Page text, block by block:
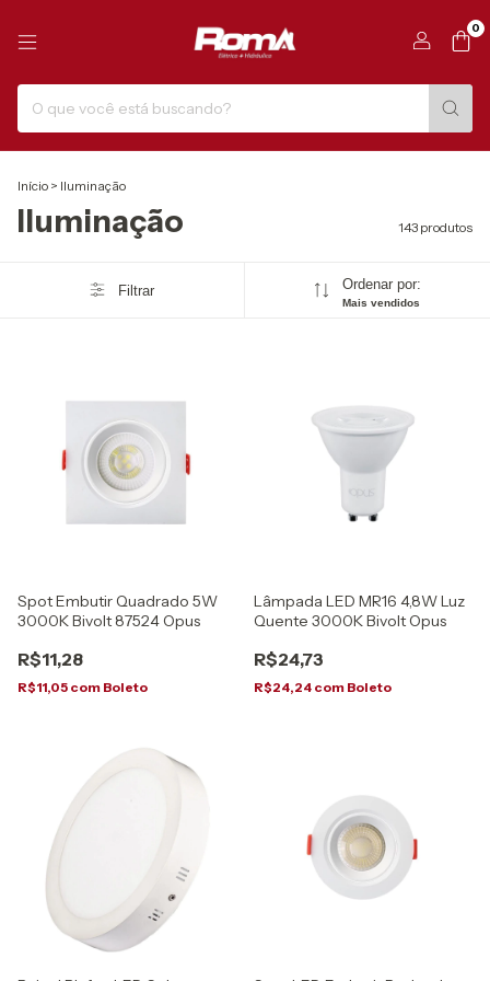
0
Início > Iluminação
Iluminação 143 produtos
Filtrar Ordenar por:
Mais vendidos
Spot Embutir Quadrado 5W
3000K Bivolt 87524 Opus
R$11,28
R$11,05 com Boleto
Lâmpada LED MR16 4,8W Luz
Quente 3000K Bivolt Opus
R$24,73
R$24,24 com Boleto